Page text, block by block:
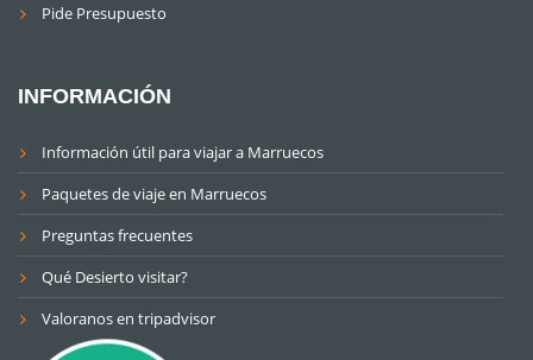
Pide Presupuesto
INFORMACIÓN
Información útil para viajar a Marruecos
Paquetes de viaje en Marruecos
Preguntas frecuentes
Qué Desierto visitar?
Valoranos en tripadvisor